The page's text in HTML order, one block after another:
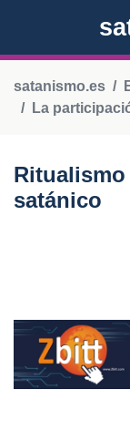
satanismo.es
La
satánico